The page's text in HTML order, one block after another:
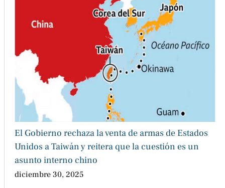
El Gobierno rechaza la venta de armas de Estados
Unidos a Taiwán y reitera que la cuestión es un
asunto interno chino
diciembre 30, 2025